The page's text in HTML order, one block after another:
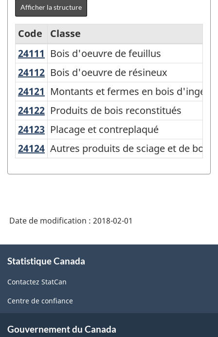
Afficher la structure
Variante
du
SCPAN
Canada
2012
version
1.0
et
de
marchandises
-
Structure
la
Code
Classe
24111 Bois d'oeuvre de feuillus
Bois d'oeuvre de feuillus
24112 Bois d'oeuvre de résineux
Bois d'oeuvre de résineux
24121 Montants et fermes en bois
Montants et fermes en bois
24122 Produits de bois reconstitués
Produits de bois reconstitués
24123 Placage et contreplaqué
Placage et contreplaqué
24124 Autres produits de sciage et de
Autres produits de sciage et de bois
Date de modification : 2018-02-01
propos
ce
site
Statistique Canada
Contactez StatCan
Centre de confiance
Gouvernement du Canada